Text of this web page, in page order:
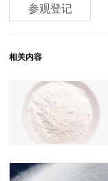
参观登记
相关内容